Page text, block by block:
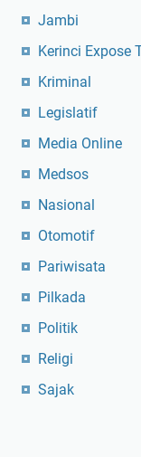
Jambi
Kerinci Expose
Kriminal
Legislatif
Media Online
Medsos
Nasional
Otomotif
Pariwisata
Pilkada
Politik
Religi
Sajak